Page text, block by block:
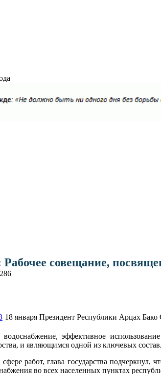
совещание,
18 января Президент Республики Арцах
водоснабжение, эффективное
и являющимся одной из ключевых
работ, глава государства
во всех населенных пунктах